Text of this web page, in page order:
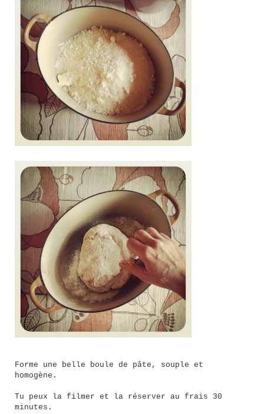
Forme une belle boule de pâte, souple et
homogène.
Tu peux la filmer et la réserver au frais 30
minutes.